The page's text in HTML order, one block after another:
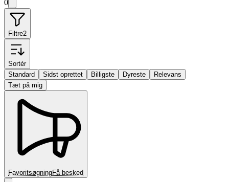
0
Filtre2
Sortér
Standard
Sidst oprettet Billigste Dyreste
Relevans
Tæt på mig
FavoritsøgningFå besked